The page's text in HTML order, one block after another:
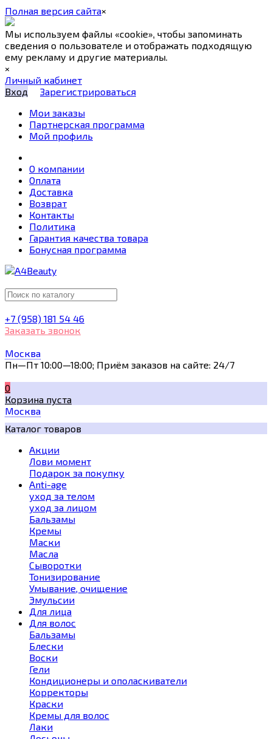
Полная версия сайта×
Мы используем файлы «cookie», чтобы запоминать
сведения о пользователе и отображать подходящую
ему рекламу и другие материалы.
×
Личный кабинет
Вход
Зарегистрироваться
Мои заказы
Партнерская программа
Мой профиль
О компании
Оплата
Доставка
Возврат
Контакты
Политика
Гарантия качества товара
Бонусная программа
+7 (958) 181 54 46
Заказать звонок
Москва
Пн—Пт 10:00—18:00; Приём заказов на сайте: 24/7
0
Корзина пуста
Москва
Каталог товаров
Акции
Лови момент
Подарок за покупку
Anti-age
уход за телом
уход за лицом
Бальзамы
Кремы
Маски
Масла
Сыворотки
Тонизирование
Умывание, очищение
Эмульсии
Для лица
Для волос
Бальзамы
Блески
Воски
Гели
Кондиционеры и ополаскиватели
Корректоры
Краски
Кремы для волос
Лаки